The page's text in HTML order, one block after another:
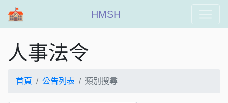
HMSH
人事法令
首頁 公告列表 類別搜尋